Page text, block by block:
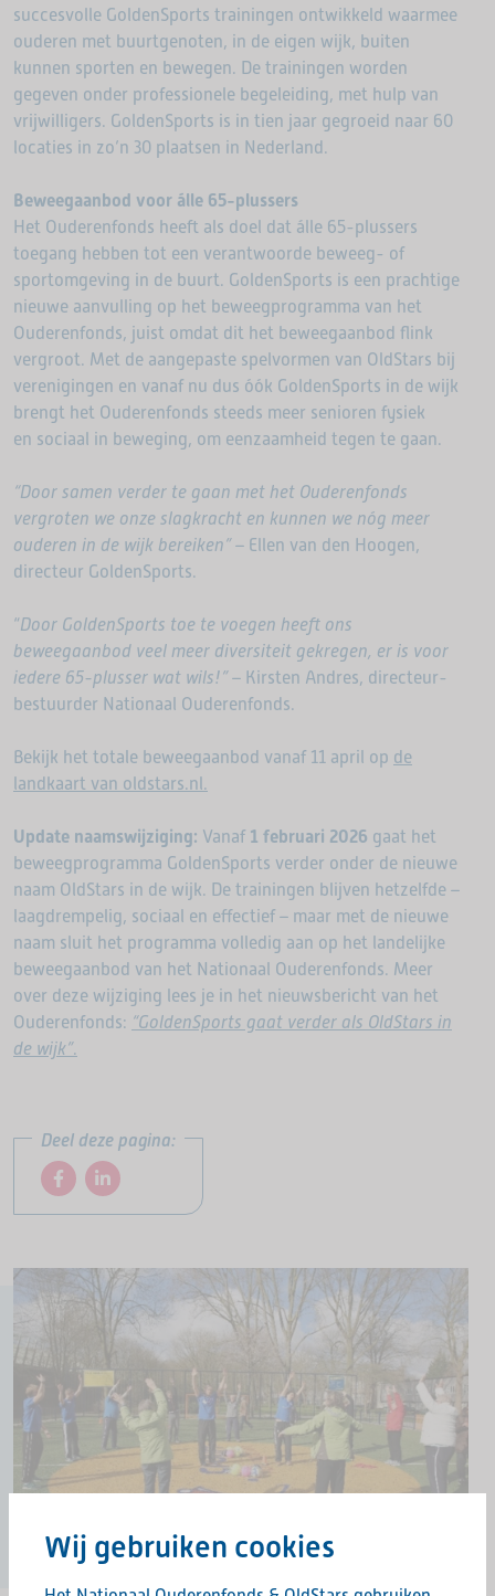
succesvolle GoldenSports trainingen ontwikkeld waarmee
ouderen met buurtgenoten, in de eigen wijk, buiten
kunnen sporten en bewegen. De trainingen worden
gegeven onder professionele begeleiding, met hulp van
vrijwilligers. GoldenSports is in tien jaar gegroeid naar 60
locaties in zo’n 30 plaatsen in Nederland.
Beweegaanbod voor álle 65-plussers
Het Ouderenfonds heeft als doel dat álle 65-plussers
toegang hebben tot een verantwoorde beweeg- of
sportomgeving in de buurt. GoldenSports is een prachtige
nieuwe aanvulling op het beweegprogramma van het
Ouderenfonds, juist omdat dit het beweegaanbod flink
vergroot. Met de aangepaste spelvormen van OldStars bij
verenigingen en vanaf nu dus óók GoldenSports in de wijk
brengt het Ouderenfonds steeds meer senioren fysiek
en sociaal in beweging, om eenzaamheid tegen te gaan.
“Door samen verder te gaan met het Ouderenfonds
vergroten we onze slagkracht en kunnen we nóg meer
ouderen in de wijk bereiken”– Ellen van den Hoogen,
directeur GoldenSports.
“Door GoldenSports toe te voegen heeft ons
beweegaanbod veel meer diversiteit gekregen, er is voor
iedere 65-plusser wat wils!”– Kirsten Andres, directeur-
bestuurder Nationaal Ouderenfonds.
Bekijk het totale beweegaanbod vanaf 11 april op de
landkaart van oldstars.nl.
Update naamswijziging: Vanaf 1 februari 2026 gaat het
beweegprogramma GoldenSports verder onder de nieuwe
naam OldStars in de wijk. De trainingen blijven hetzelfde –
laagdrempelig, sociaal en effectief – maar met de nieuwe
naam sluit het programma volledig aan op het landelijke
beweegaanbod van het Nationaal Ouderenfonds. Meer
over deze wijziging lees je in het nieuwsbericht van het
Ouderenfonds: “GoldenSports gaat verder als OldStars in
de wijk”.
Deel deze pagina:
Wij gebruiken cookies